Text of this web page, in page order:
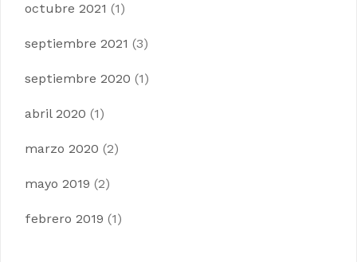
octubre 2021 (1)
septiembre 2021 (3)
septiembre 2020 (1)
abril 2020 (1)
marzo 2020 (2)
mayo 2019 (2)
febrero 2019 (1)